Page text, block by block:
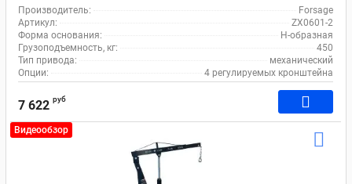
Производитель:
Forsage
Артикул:
ZX0601-2
Форма основания:
Н-образная
Грузоподъемность, кг:
450
Тип привода:
механический
Опции:
4 регулируемых кронштейна
7 622 руб
Видеообзор